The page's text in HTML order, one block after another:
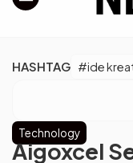
HASHTAG #ide
Technology
Aigoxcel